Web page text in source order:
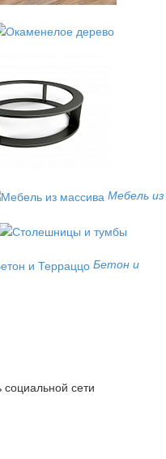
Мебель из
Бетон и
социальной сети